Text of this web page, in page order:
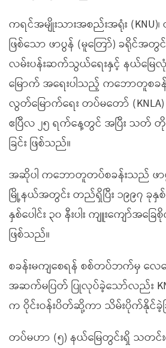
ကရင်အမျိုးသားအစည်းအရုံး (KNU)
ဖြစ်သော ဖာပွန် (မူတြော်) ခရိုင်အ
လမ်းပန်းဆက်သွယ်ရေးနှင့် နယ်မြေ
မြောက် အရေးပါသည့် ကဘောတူစခ
လွတ်မြောက်ရေး တပ်မတော် (KNLA)
ဧပြီလ ၂၅ ရက်နေ့တွင် အပြီး သတ်
ခြင်း ဖြစ်သည်။
အဆိုပါ ကဘောတူတပ်စခန်းသည် ဖာ
မြို့နယ်အတွင်း တည်ရှိပြီး ၁၉၉၇ ခု
နှစ်ပေါင်း ၃၀ နီးပါး ကျူးကျော်အခ
ဖြစ်သည်။
စခန်းမကျစေရန် စစ်တပ်ဘက်မှ လေက
အဆက်မပြတ် ပြုလုပ်ခဲ့သော်လည်း
က ဝိုင်းဝန်းပိတ်ဆို့ကာ သိမ်းပိုက်နိုင်ခဲ့ခ
တပ်မဟာ (၅) နယ်မြေတွင်းရှိ သတင်း